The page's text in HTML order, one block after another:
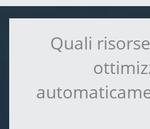
Quali